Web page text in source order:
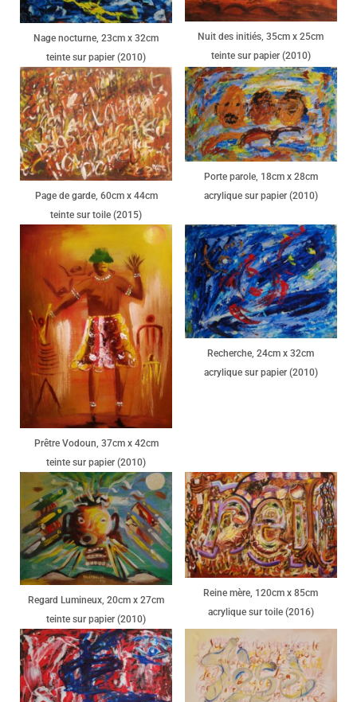
Nage nocturne, 23cm x 32cm
teinte sur papier (2010)
Nuit des initiés, 35cm x 25cm
teinte sur papier (2010)
Page de garde, 60cm x 44cm
teinte sur toile (2015)
Porte parole, 18cm x 28cm
acrylique sur papier (2010)
Prêtre Vodoun, 37cm x 42cm
teinte sur papier (2010)
Recherche, 24cm x 32cm
acrylique sur papier (2010)
Regard Lumineux, 20cm x 27cm
teinte sur papier (2010)
Reine mère, 120cm x 85cm
acrylique sur toile (2016)